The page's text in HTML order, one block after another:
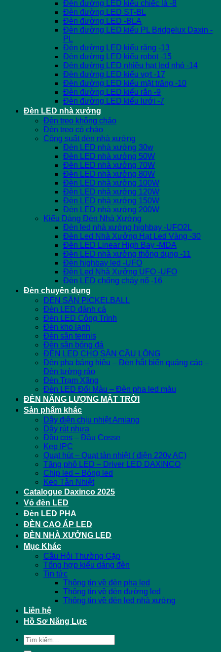
Đèn đường LED kiểu chiếc lá -8
Đèn đường LED ST-BL
Đèn đường LED -BLA
Đèn đường LED kiểu PL Bridgelux Daxin -
PL
Đèn đường LED kiểu răng -13
Đèn đường LED kiểu robot -15
Đèn đường LED nhiều hạt led nhỏ -14
Đèn đường LED kiểu vợt -17
Đèn đường LED kiểu mặt trăng -10
Đèn đường LED kiểu rắn -9
Đèn đường LED kiểu lưới -7
Đèn LED nhà xưởng
Đèn treo không chảo
Đèn treo có chảo
Công suất đèn nhà xưởng
Đèn LED nhà xưởng 30w
Đèn LED nhà xưởng 50W
Đèn LED nhà xưởng 70W
Đèn LED nhà xưởng 80W
Đèn LED nhà xưởng 100W
Đèn LED nhà xưởng 120W
Đèn LED nhà xưởng 150W
Đèn LED nhà xưởng 200W
Kiểu Dáng Đèn Nhà Xưởng
Đèn led nhà xưởng highbay -UFO2L
Đèn Led Nhà Xưởng Hạt Led Vàng -30
Đèn LED Linear High Bay -MDA
Đèn LED nhà xưởng thông dụng -11
Đèn highbay led -UFO
Đèn Led Nhà Xưởng UFO -UFO
Đèn LED chống cháy nổ -16
Đèn chuyên dụng
ĐÈN SÂN PICKELBALL
Đèn LED đánh cá
Đèn LED Công Trình
Đèn kho lạnh
Đèn sân tennis
Đèn sân bóng đá
ĐÈN LED CHO SÂN CẦU LÔNG
Đèn pha bảng hiệu – Đèn hắt biển quảng cáo –
Đèn tường rào
Đèn Trạm Xăng
Đèn LED Đổi Màu – Đèn pha led màu
ĐÈN NĂNG LƯỢNG MẶT TRỜI
Sản phẩm khác
Dây điện chịu nhiệt Amiang
Dây rút nhựa
Đầu cos – Đầu Cosse
Kẹp IPC
Quạt hút – Quạt tản nhiệt ( điện 220v AC)
Tăng phô LED – Driver LED DAXINCO
Chip led – Bóng led
Keo Tản Nhiệt
Catalogue Daxinco 2025
Vỏ đèn LED
Đèn LED PHA
ĐÈN CAO ÁP LED
ĐÈN NHÀ XƯỞNG LED
Mục Khác
Câu Hỏi Thường Gặp
Tổng hợp kiểu dáng đèn
Tin tức
Thông tin về đèn pha led
Thông tin về đèn đường led
Thông tin về đèn led nhà xưởng
Liên hệ
Hồ Sơ Năng Lực
Tìm
kiếm: